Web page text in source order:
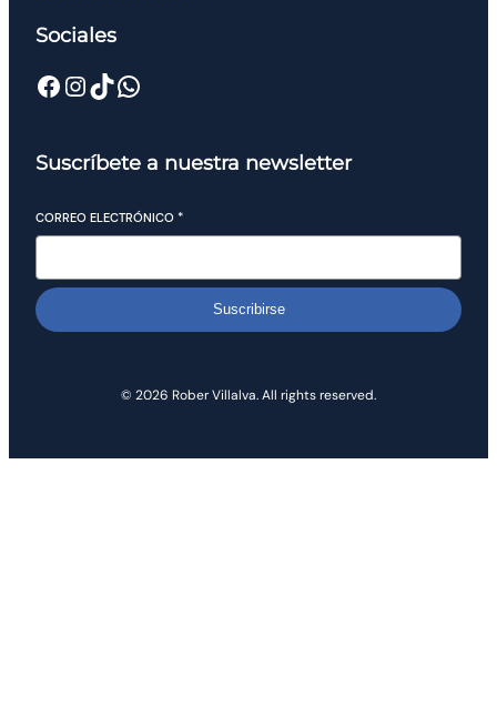
Sociales
Suscríbete a nuestra newsletter
CORREO ELECTRÓNICO *
Suscribirse
© 2026 Rober Villalva. All rights reserved.